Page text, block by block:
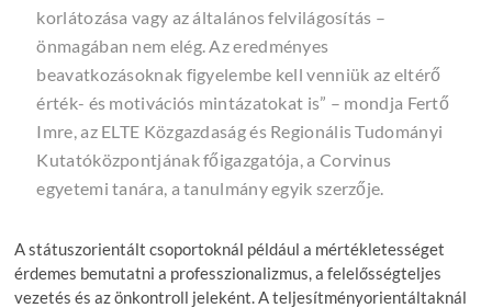
korlátozása vagy az általános felvilágosítás –
önmagában nem elég. Az eredményes
beavatkozásoknak figyelembe kell venniük az eltérő
érték- és motivációs mintázatokat is” – mondja Fertő
Imre, az ELTE Közgazdaság és Regionális Tudományi
Kutatóközpontjának főigazgatója, a Corvinus
egyetemi tanára, a tanulmány egyik szerzője.
A státuszorientált csoportoknál például a mértékletességet
érdemes bemutatni a professzionalizmus, a felelősségteljes
vezetés és az önkontroll jeleként. A teljesítményorientáltaknál